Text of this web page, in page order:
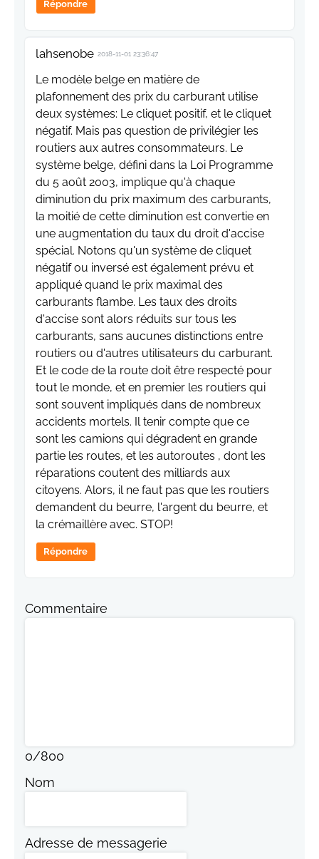
Répondre
lahsenobe 2018-11-01 23:36:47
Le modèle belge en matière de
plafonnement des prix du carburant utilise
deux systèmes: Le cliquet positif, et le cliquet
négatif. Mais pas question de privilégier les
routiers aux autres consommateurs. Le
système belge, défini dans la Loi Programme
du 5 août 2003, implique qu'à chaque
diminution du prix maximum des carburants,
la moitié de cette diminution est convertie en
une augmentation du taux du droit d'accise
spécial. Notons qu'un système de cliquet
négatif ou inversé est également prévu et
appliqué quand le prix maximal des
carburants flambe. Les taux des droits
d'accise sont alors réduits sur tous les
carburants, sans aucunes distinctions entre
routiers ou d'autres utilisateurs du carburant.
Et le code de la route doit être respecté pour
tout le monde, et en premier les routiers qui
sont souvent impliqués dans de nombreux
accidents mortels. Il tenir compte que ce
sont les camions qui dégradent en grande
partie les routes, et les autoroutes , dont les
réparations coutent des milliards aux
citoyens. Alors, il ne faut pas que les routiers
demandent du beurre, l'argent du beurre, et
la crémaillère avec. STOP!
Répondre
Commentaire
0/800
Nom
Adresse de messagerie